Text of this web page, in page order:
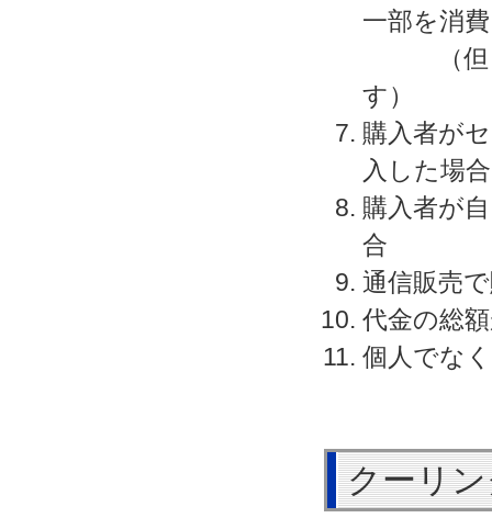
一部を消
（但し
す）
購入者が
入した場合
購入者が
合
通信販売
代金の総
個人でな
クーリ